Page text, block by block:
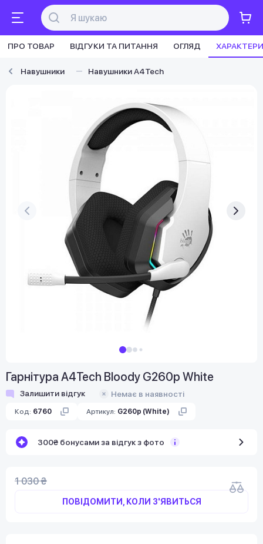
ПРО ТОВАР ВІДГУКИ ТА ПИТАННЯ ОГЛЯД
Навушники Навушники A4Tech
Гарнітура A4Tech Bloody G260p White
Залишити відгук Немає в наявності
Код: 6760 Артикул: G260p (White)
300₴ бонусами за відгук з фото
1 030 ₴
ПОВІДОМИТИ, КОЛИ З'ЯВИТЬСЯ